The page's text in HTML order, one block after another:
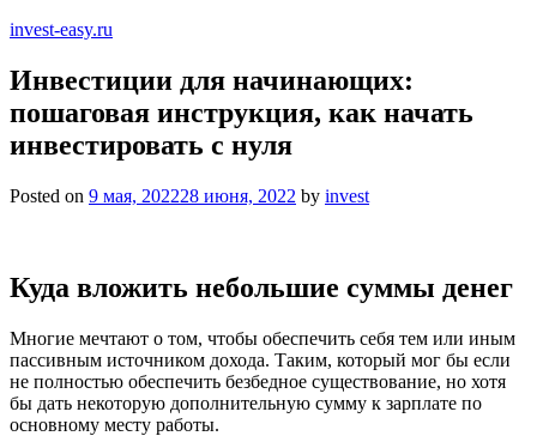
invest-easy.ru
Инвестиции для начинающих:
пошаговая инструкция, как начать
инвестировать с нуля
Posted on 9 мая, 202228 июня, 2022 by invest
Куда вложить небольшие суммы денег
Многие мечтают о том, чтобы обеспечить себя тем или иным
пассивным источником дохода. Таким, который мог бы если
не полностью обеспечить безбедное существование, но хотя
бы дать некоторую дополнительную сумму к зарплате по
основному месту работы.